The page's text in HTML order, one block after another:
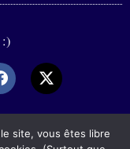
:)
b
X
-
t
w
i
site, vous êtes libre